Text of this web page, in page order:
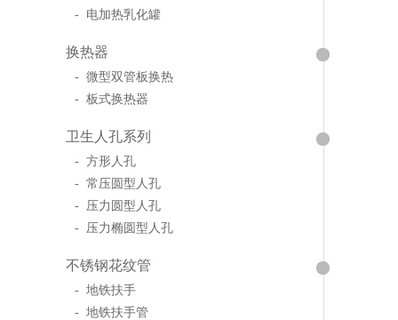
- 电加热乳化罐
换热器
- 微型双管板换热
- 板式换热器
卫生人孔系列
- 方形人孔
- 常压圆型人孔
- 压力圆型人孔
- 压力椭圆型人孔
不锈钢花纹管
- 地铁扶手
- 地铁扶手管